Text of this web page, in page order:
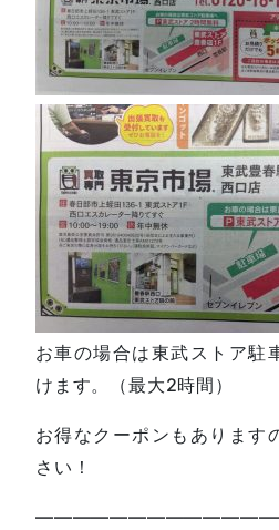
お車の場合は東武ストア駐
けます。（最大2時間）
お得なクーポンもあります
さい！